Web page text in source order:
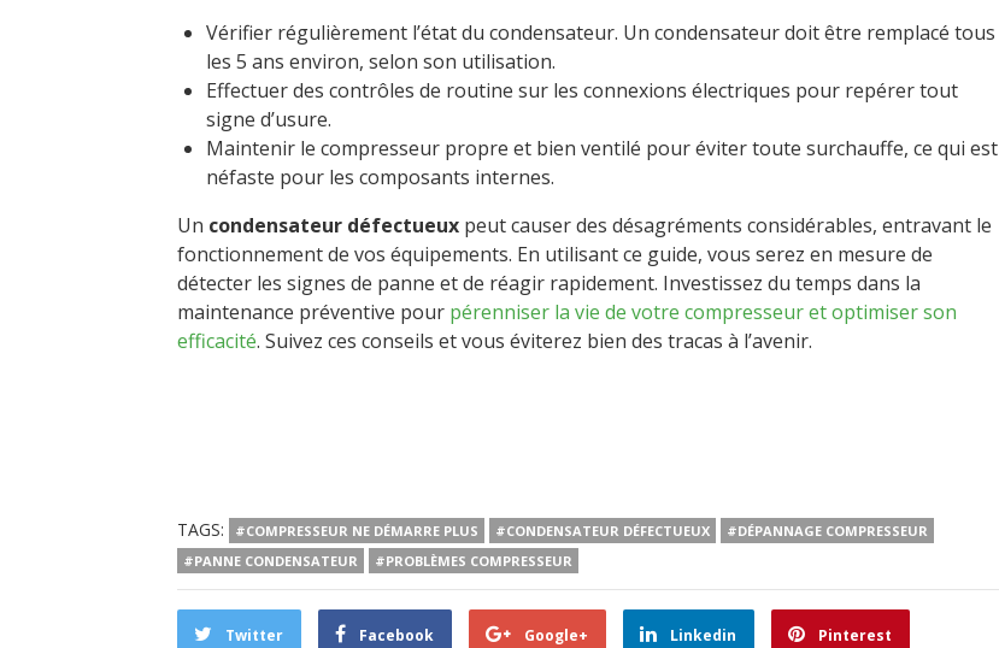
Vérifier régulièrement l’état du condensateur. Un condensateur doit être remplacé tous
les 5 ans environ, selon son utilisation.
Effectuer des contrôles de routine sur les connexions électriques pour repérer tout
signe d’usure.
Maintenir le compresseur propre et bien ventilé pour éviter toute surchauffe, ce qui est
néfaste pour les composants internes.
Un condensateur défectueux peut causer des désagréments considérables, entravant le
fonctionnement de vos équipements. En utilisant ce guide, vous serez en mesure de
détecter les signes de panne et de réagir rapidement. Investissez du temps dans la
maintenance préventive pour pérenniser la vie de votre compresseur et optimiser son
efficacité. Suivez ces conseils et vous éviterez bien des tracas à l’avenir.
TAGS: #COMPRESSEUR NE DÉMARRE PLUS #CONDENSATEUR DÉFECTUEUX
#DÉPANNAGE COMPRESSEUR
#PANNE CONDENSATEUR
#PROBLÈMES COMPRESSEUR
Twitter Facebook Google+ Linkedin Pinterest